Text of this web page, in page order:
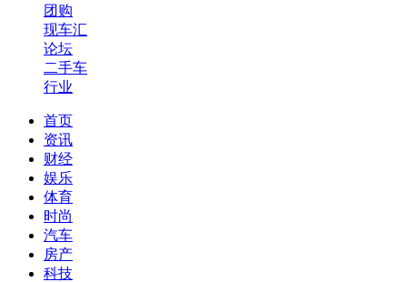
团购
现车汇
论坛
二手车
行业
首页
资讯
财经
娱乐
体育
时尚
汽车
房产
科技